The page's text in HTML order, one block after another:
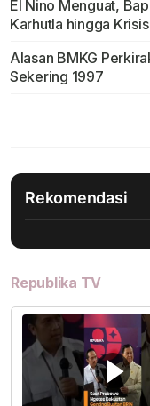
El Nino Menguat,
Karhutla hingga
Alasan BMKG
Sekering 1997
Rekomendasi
Republika TV